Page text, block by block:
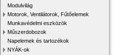
Modulvilág
Motorok, Ventilátorok, Fűtőelemek
Munkavédelmi eszközök
Műszerdobozok
Napelemek és tartozékok
NYÁK-ok